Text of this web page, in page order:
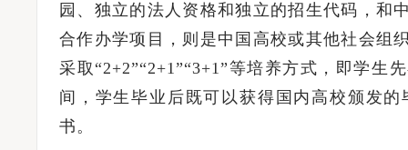
园、独立的法人资格和独立的招生代码，和
合作办学项目，则是中国高校或其他社会组
采取“2+2”“2+1”“3+1”等培养方式，即学
间，学生毕业后既可以获得国内高校颁发
书。